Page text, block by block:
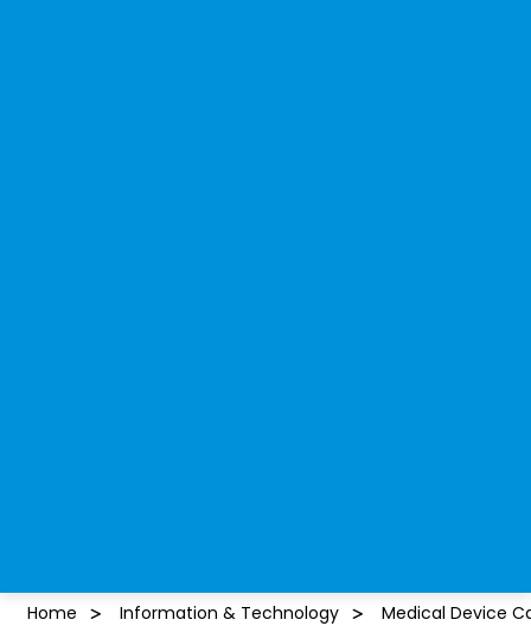
Home Information & Technology Medical Device